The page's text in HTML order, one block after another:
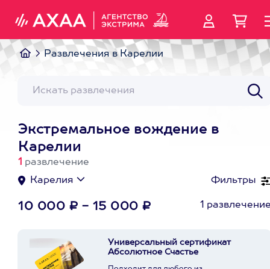
Развлечения в Карелии
Экстремальное вождение в
Карелии
1 развлечение
Фильтры
Карелия
10 000 ₽ - 15 000 ₽ 1
Универсальный сертификат
Абсолютное Счастье